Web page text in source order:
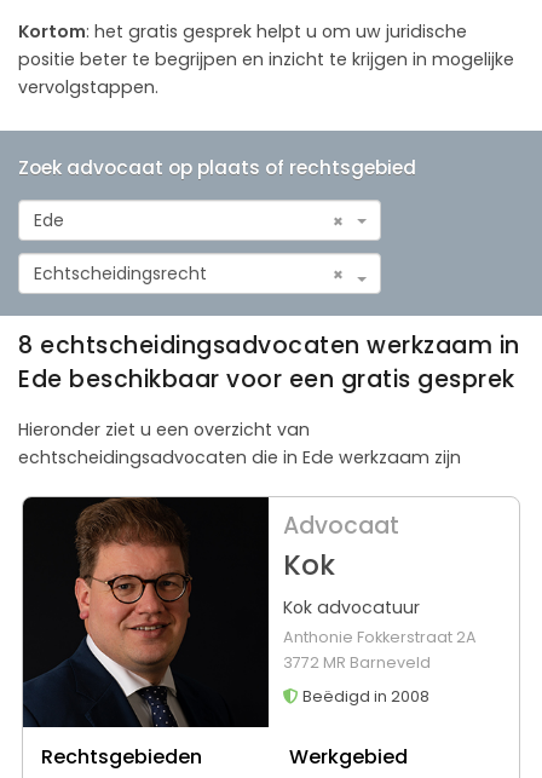
Kortom: het gratis gesprek helpt u om uw juridische
positie beter te begrijpen en inzicht te krijgen in mogelijke
vervolgstappen.
Zoek advocaat op plaats of rechtsgebied
×
Ede
×
Echtscheidingsrecht
8 echtscheidingsadvocaten werkzaam in
Ede beschikbaar voor een gratis gesprek
Hieronder ziet u een overzicht van
echtscheidingsadvocaten die in Ede werkzaam zijn
Advocaat
Kok
Kok advocatuur
Anthonie Fokkerstraat 2A
3772 MR Barneveld
Beëdigd in 2008
Rechtsgebieden Werkgebied